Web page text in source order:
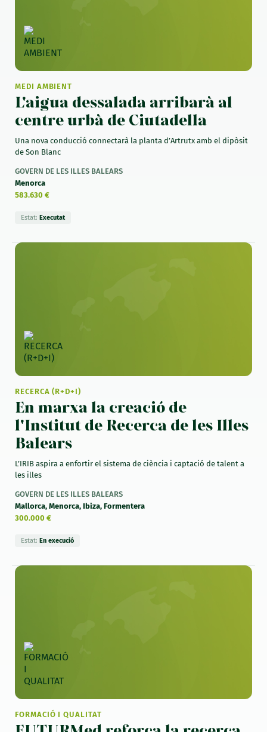
MEDI AMBIENT
L'aigua dessalada arribarà al
centre urbà de Ciutadella
Una nova conducció connectarà la planta d’Artrutx amb el dipòsit
de Son Blanc
GOVERN DE LES ILLES BALEARS
Menorca
583.630 €
Estat: Executat
RECERCA (R+D+I)
En marxa la creació de
l'Institut de Recerca de les Illes
Balears
L’IRIB aspira a enfortir el sistema de ciència i captació de talent a
les illes
GOVERN DE LES ILLES BALEARS
Mallorca, Menorca, Ibiza, Formentera
300.000 €
Estat: En execució
FORMACIÓ I QUALITAT